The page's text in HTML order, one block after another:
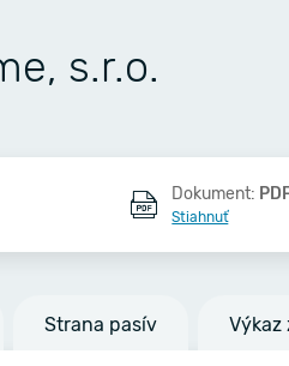
s.r.o.
Dokument:
Stiahnuť
Strana pasív Výkaz